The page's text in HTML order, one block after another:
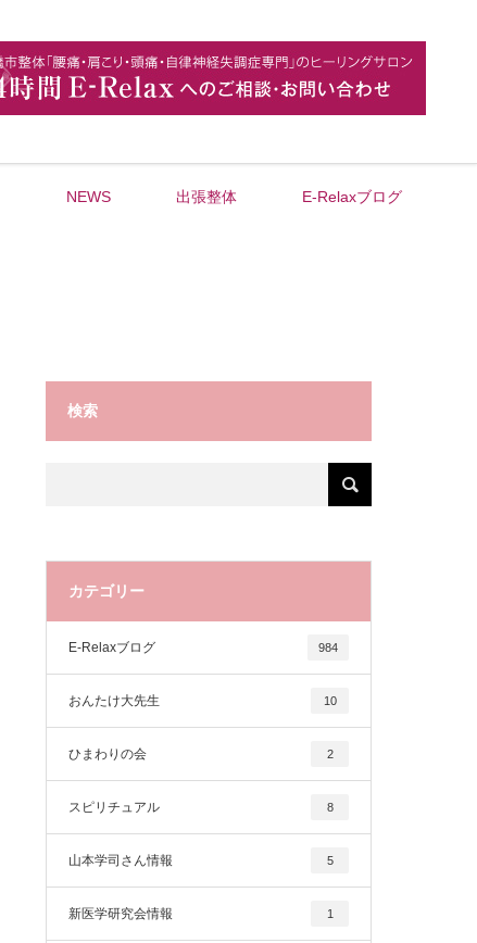
NEWS 出張整体 E-Relaxブログ
検索
カテゴリー
E-Relaxブログ 984
おんたけ大先生 10
ひまわりの会 2
スピリチュアル 8
山本学司さん情報 5
新医学研究会情報 1